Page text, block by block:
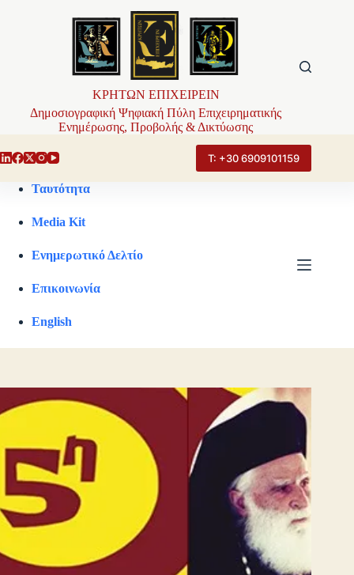
ΚΡΗΤΩΝ ΕΠΙΧΕΙΡΕΙΝ
Δημοσιογραφική Ψηφιακή Πύλη Επιχειρηματικής
Ενημέρωσης, Προβολής & Δικτύωσης
Τ: +30 6909101159
Ταυτότητα
Media Kit
Ενημερωτικό Δελτίο
Επικοινωνία
English